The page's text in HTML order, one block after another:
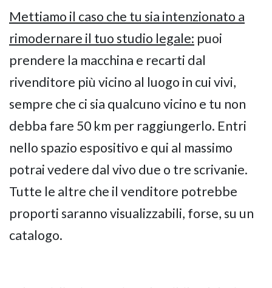
Mettiamo il caso che tu sia intenzionato a
rimodernare il tuo studio legale: puoi
prendere la macchina e recarti dal
rivenditore più vicino al luogo in cui vivi,
sempre che ci sia qualcuno vicino e tu non
debba fare 50 km per raggiungerlo. Entri
nello spazio espositivo e qui al massimo
potrai vedere dal vivo due o tre scrivanie.
Tutte le altre che il venditore potrebbe
proporti saranno visualizzabili, forse, su un
catalogo.